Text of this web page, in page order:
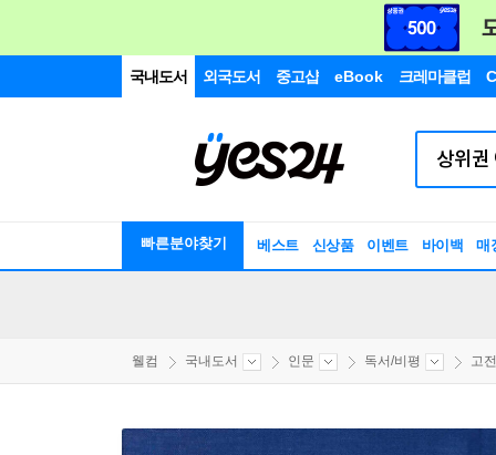
국내도서 외국도서 중고샵 eBook 크레마클럽
빠른분야찾기 베스트 신상품 이벤트 바이백 매
웰컴 국내도서 인문 독서/비평 고